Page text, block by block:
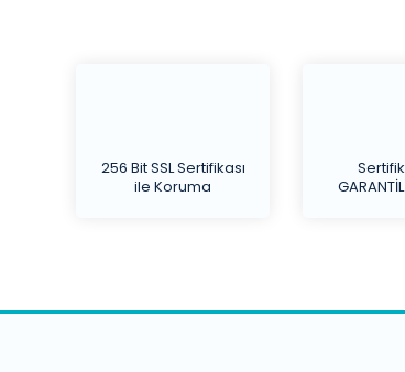
256 Bit SSL Sertifikası
ile Koruma